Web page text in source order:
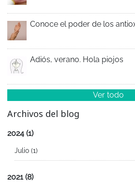
Conoce el poder de los
Adiós, verano. Hola piojos
Ver todo
Archivos del blog
2024 (1)
Julio (1)
2021(8)